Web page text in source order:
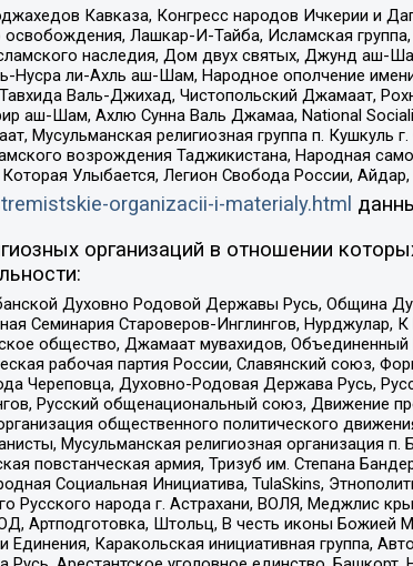
Кавказа, Конгресс народов Ичкерии и
Лашкар-И-Тайба, Исламская
наследия, Дом двух святых, Джунд аш-
Нусра ли-Ахль аш-Шам, Народное ополчение
Валь-Джихад, Чистопольский Джамаат,
аш-Шам, Ахлю Сунна Валь Джамаа, National
Мусульманская религиозная группа п. Кушкуль
возрождения Таджикистана, Народная
Улыбается, Легион Свобода России,
organizacii-i-materialy.html
организаций в отношении
Духовно Родовой Державы Русь, Община
Семинария Староверов-Инглингов, Нурджулар,
общество, Джамаат мувахидов,
рабочая партия России, Славянский союз,
Череповца, Духовно-Родовая Держава Русь,
Русский общенациональный союз, Движение
общественного политического
Мусульманская религиозная организация
повстанческая армия, Тризуб им. Степана
Социальная Инициатива, TulaSkins,
народа г. Астрахани, ВОЛЯ, Меджлис
Артподготовка, Штольц, В честь иконы Божией
Каракольская инициативная группа,